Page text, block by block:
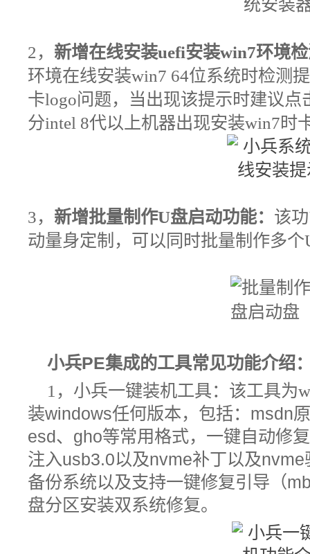
2 ， 新增在线安装uefi安装win7环境
环境在线安装win7 64位系统时检测
卡logo问题，当出现该提示时建议
分intel 8代以上机器出现安装win7时
3， 新增批量制作U盘启动功能： 该
动量身定制，可以同时批量制作多
小兵PE集成的工具常见功能介绍
1 ，小兵一键装机工具：该工具为
装windows任何版本，包括： msdn
esd、 gho等常用格式，一键自动修复
注入usb3.0以及nvme补丁以及nvme
备份系统以及支持一键修复引导（
盘分区安装双系统修复。